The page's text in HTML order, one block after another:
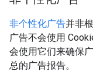
非个性化广告并非
广告不会使用
会使用它们来确保
总的广告报告。